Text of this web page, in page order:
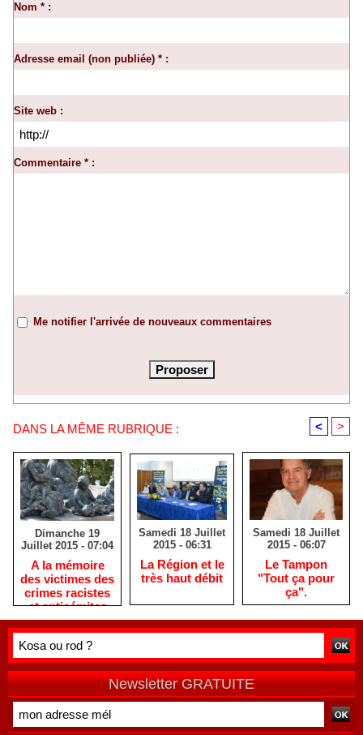
Nom * :
Adresse email (non publiée) * :
Site web :
Commentaire * :
Me notifier l'arrivée de nouveaux commentaires
DANS LA MÊME RUBRIQUE : < >
Dimanche 19
Juillet 2015 - 07:04
A la mémoire
des victimes des
crimes racistes
et antisémites
Samedi 18 Juillet
2015 - 06:31
La Région et le
très haut débit
Samedi 18 Juillet
2015 - 06:07
Le Tampon
"Tout ça pour
ça".
Newsletter GRATUITE